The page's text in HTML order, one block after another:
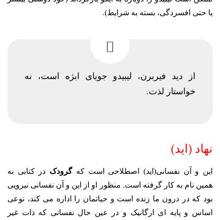
یا حتی افسردگی، بسته به شرایط).
از دید فیربرن، لیبیدو جویای ابژه است، نه
خواستار لذت.
نهاد (اید)
این و آن نفسانی(اید) اصطلاحی است کهگرودک در کتابی به
همین نام به کار گرفته است. منظور او از این و آن نفسانی نیرویی
بود که در درون ما زنده است و حیاتمان را اداره می کند، نوعی
اساس و پایه ای ارگانیک و در عین حال نفسانی که ذات غیر